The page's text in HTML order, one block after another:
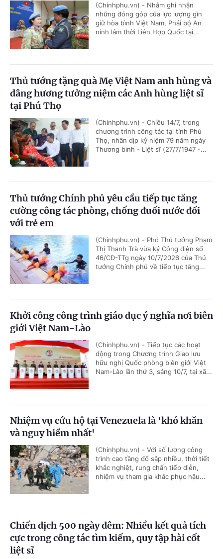
(Chinhphu.vn) - Nhằm ghi nhận
những đóng góp của lực lượng gìn
giữ hòa bình Việt Nam, Phái bộ An
ninh lâm thời Liên Hợp Quốc tại...
Thủ tướng tặng quà Mẹ Việt Nam anh hùng và
dâng hương tưởng niệm các Anh hùng liệt sĩ
tại Phú Thọ
(Chinhphu.vn) - Chiều 14/7, trong
chương trình công tác tại tỉnh Phú
Thọ, nhân dịp kỷ niệm 79 năm ngày
Thương binh - Liệt sĩ (27/7/1947 -...
Thủ tướng Chính phủ yêu cầu tiếp tục tăng
cường công tác phòng, chống đuối nước đối
với trẻ em
(Chinhphu.vn) - Phó Thủ tướng Phạm
Thị Thanh Trà vừa ký Công điện số
46/CĐ-TTg ngày 10/7/2026 của Thủ
tướng Chính phủ về tiếp tục tăng...
Khởi công công trình giáo dục ý nghĩa nơi biên
giới Việt Nam-Lào
(Chinhphu.vn) - Tiếp tục các hoạt
động trong Chương trình Giao lưu
hữu nghị Quốc phòng biên giới Việt
Nam-Lào lần thứ 3, sáng 10/7, tại xã...
Nhiệm vụ cứu hộ tại Venezuela là 'khó khăn
và nguy hiểm nhất'
(Chinhphu.vn) - Với số lượng công
trình cao tầng đổ sập nhiều, thời tiết
khắc nghiệt, rung chấn tiếp diễn,
nhiệm vụ tham gia khắc phục hậu...
Chiến dịch 500 ngày đêm: Nhiều kết quả tích
cực trong công tác tìm kiếm, quy tập hài cốt
liệt sĩ